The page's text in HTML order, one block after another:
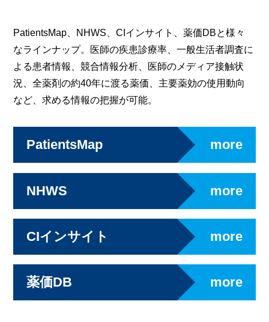
PatientsMap、NHWS、CIインサイト、薬価DBと様々
なラインナップ。医師の疾患診療率、一般生活者調査に
よる患者情報、競合情報分析、医師のメディア接触状
況、全薬剤の約40年に渡る薬価、主要薬効の使用動向
など、求める情報の把握が可能。
PatientsMap
NHWS
CIインサイト
薬価DB